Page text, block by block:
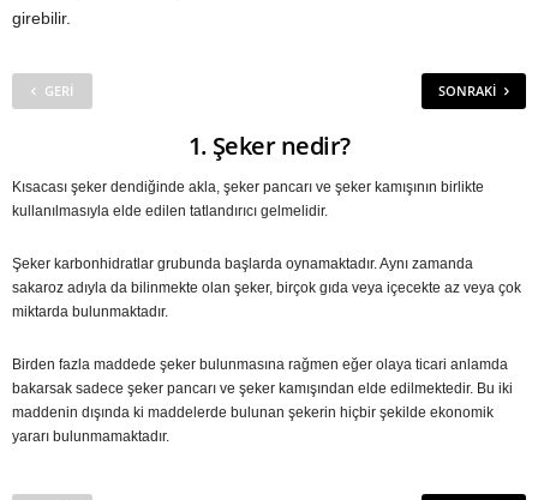
girebilir.
GERI SONRAKI
1. Şeker nedir?
Kısacası şeker dendiğinde akla, şeker pancarı ve şeker kamışının birlikte
kullanılmasıyla elde edilen tatlandırıcı gelmelidir.
Şeker karbonhidratlar grubunda başlarda oynamaktadır. Aynı zamanda
sakaroz adıyla da bilinmekte olan şeker, birçok gıda veya içecekte az veya çok
miktarda bulunmaktadır.
Birden fazla maddede şeker bulunmasına rağmen eğer olaya ticari anlamda
bakarsak sadece şeker pancarı ve şeker kamışından elde edilmektedir. Bu iki
maddenin dışında ki maddelerde bulunan şekerin hiçbir şekilde ekonomik
yararı bulunmamaktadır.